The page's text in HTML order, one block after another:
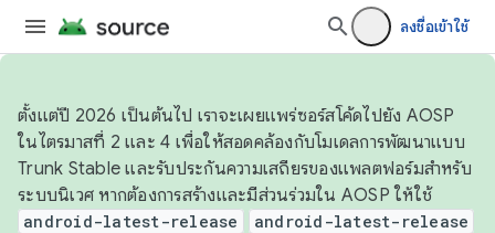
ลงชื่อเข้าใช้
ตั้งแต่ปี 2026 เป็นต้นไป เราจะเผยแพร่ซอร์สโค้ดไปยัง AOSP
ในไตรมาสที่ 2 และ 4 เพื่อให้สอดคล้องกับโมเดลการพัฒนาแบบ
Trunk Stable และรับประกันความเสถียรของแพลตฟอร์มสำหรับ
ระบบนิเวศ หากต้องการสร้างและมีส่วนร่วมใน AOSP ให้ใช้
android-latest-release android-latest-release